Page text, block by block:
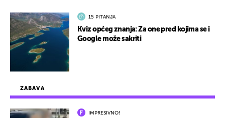
ZABAVA
IMPRESIVNO!
15 PITANJA
Kviz općeg znanja: Za one pred kojima se i
Google može sakriti